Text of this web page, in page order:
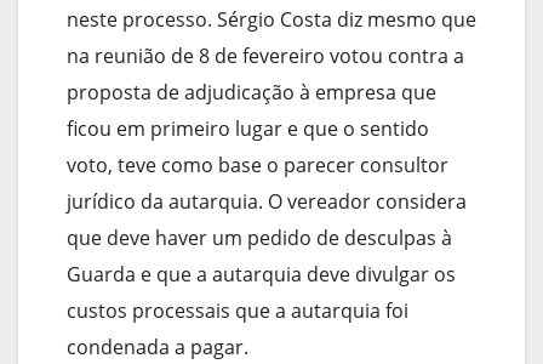
neste processo. Sérgio Costa diz mesmo que
na reunião de 8 de fevereiro votou contra a
proposta de adjudicação à empresa que
ficou em primeiro lugar e que o sentido
voto, teve como base o parecer consultor
jurídico da autarquia. O vereador considera
que deve haver um pedido de desculpas à
Guarda e que a autarquia deve divulgar os
custos processais que a autarquia foi
condenada a pagar.